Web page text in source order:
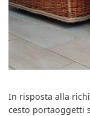
In risposta alla
cesto portaoggetti